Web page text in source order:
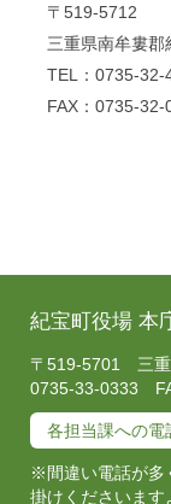
〒519-5712
三重県南牟婁
TEL：0735-32-
FAX：0735-32-
紀宝町役場 本
〒519-5701 三
0735-33-0333
各担当課への電
※間違い電話が多
掛けくださいます